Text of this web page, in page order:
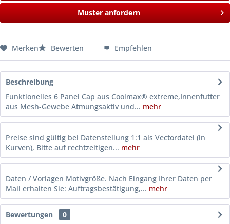
Muster anfordern
Merken Bewerten Empfehlen
Beschreibung
Funktionelles 6 Panel Cap aus Coolmax® extreme,Innenfutter
aus Mesh-Gewebe Atmungsaktiv und... mehr
Preise sind gültig bei Datenstellung 1:1 als Vectordatei (in
Kurven), Bitte auf rechtzeitigen... mehr
Daten / Vorlagen Motivgröße. Nach Eingang Ihrer Daten per
Mail erhalten Sie: Auftragsbestätigung,... mehr
Bewertungen
0